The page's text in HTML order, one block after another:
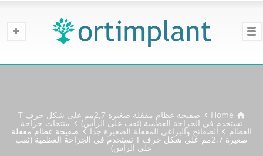
Home صفيحة عظام مقفلة صغيرة 2,7مم على شكل حرف T
تستخدم في الجراحة العظمية (ثقب على الرأس) منتجات جراحة
العظام الصفائح والبراغي المقفلة الصغيرة جدا صفيحة عظام مقفلة
صغيرة 2,7مم على شكل حرف T تستخدم في الجراحة العظمية (ثقب
على الرأس)